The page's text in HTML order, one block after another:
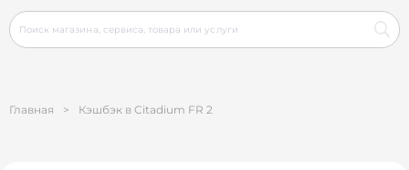
Главная > Кэшбэк в Citadium FR 2